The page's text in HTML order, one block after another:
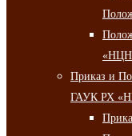
Приказ и
ГАУК РХ